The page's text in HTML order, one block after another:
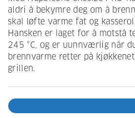
aldri å bekymre deg om å
skal løfte varme fat og
Hansken er laget for å motstå
245 °C, og er uunnværlig når
brennvarme retter på
grillen.